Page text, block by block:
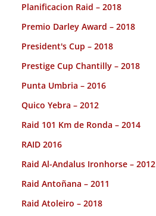
Planificacion Raid – 2018
Premio Darley Award – 2018
President's Cup – 2018
Prestige Cup Chantilly – 2018
Punta Umbria – 2016
Quico Yebra – 2012
Raid 101 Km de Ronda – 2014
RAID 2016
Raid Al-Andalus Ironhorse – 2012
Raid Antoñana – 2011
Raid Atoleiro – 2018